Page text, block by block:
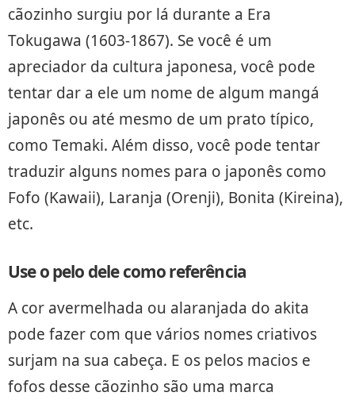
cãozinho surgiu por lá durante a Era
Tokugawa (1603-1867). Se você é um
apreciador da cultura japonesa, você pode
tentar dar a ele um nome de algum mangá
japonês ou até mesmo de um prato típico,
como Temaki. Além disso, você pode tentar
traduzir alguns nomes para o japonês como
Fofo (Kawaii), Laranja (Orenji), Bonita (Kireina),
etc.
Use o pelo dele como referência
A cor avermelhada ou alaranjada do akita
pode fazer com que vários nomes criativos
surjam na sua cabeça. E os pelos macios e
fofos desse cãozinho são uma marca